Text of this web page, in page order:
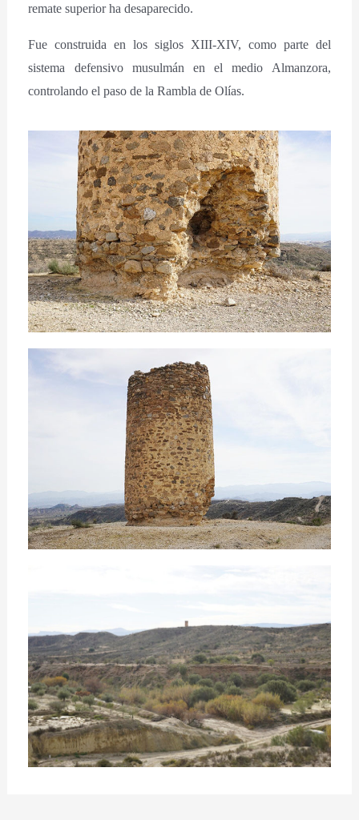
remate superior ha desaparecido.
Fue construida en los siglos XIII-XIV, como parte del
sistema defensivo musulmán en el medio Almanzora,
controlando el paso de la Rambla de Olías.